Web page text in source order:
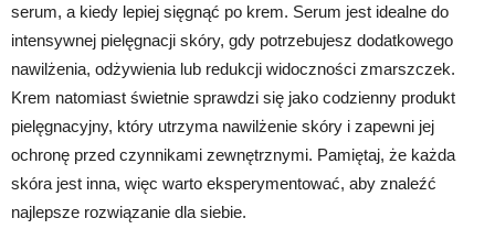
serum, a kiedy lepiej sięgnąć po krem. Serum jest idealne do
intensywnej pielęgnacji skóry, gdy potrzebujesz dodatkowego
nawilżenia, odżywienia lub redukcji widoczności zmarszczek.
Krem natomiast świetnie sprawdzi się jako codzienny produkt
pielęgnacyjny, który utrzyma nawilżenie skóry i zapewni jej
ochronę przed czynnikami zewnętrznymi. Pamiętaj, że każda
skóra jest inna, więc warto eksperymentować, aby znaleźć
najlepsze rozwiązanie dla siebie.